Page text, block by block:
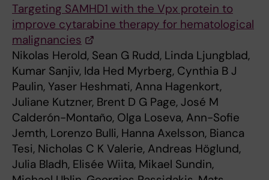
Targeting SAMHD1 with the Vpx protein to
improve cytarabine therapy for hematological
malignancies
Nikolas Herold, Sean G Rudd, Linda Ljungblad,
Kumar Sanjiv, Ida Hed Myrberg, Cynthia B J
Paulin, Yaser Heshmati, Anna Hagenkort,
Juliane Kutzner, Brent D G Page, José M
Calderón-Montaño, Olga Loseva, Ann-Sofie
Jemth, Lorenzo Bulli, Hanna Axelsson, Bianca
Tesi, Nicholas C K Valerie, Andreas Höglund,
Julia Bladh, Elisée Wiita, Mikael Sundin,